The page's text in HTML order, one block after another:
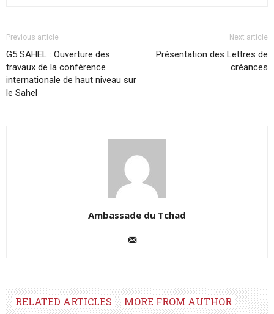
Previous article
G5 SAHEL : Ouverture des
travaux de la conférence
internationale de haut niveau sur
le Sahel
Next article
Présentation des Lettres de
créances
Ambassade du Tchad
RELATED ARTICLES MORE FROM AUTHOR